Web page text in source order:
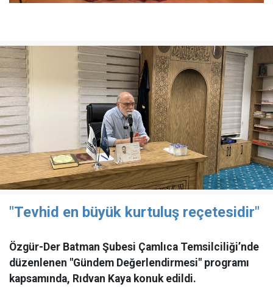
"Tevhid en büyük kurtuluş reçetesidir"
Özgür-Der Batman Şubesi Çamlıca Temsilciliği’nde
düzenlenen "Gündem Değerlendirmesi" programı
kapsamında, Rıdvan Kaya konuk edildi.